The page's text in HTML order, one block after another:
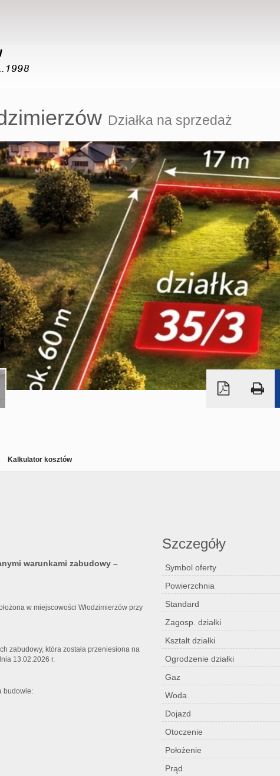
Działka na sprzedaż
Kalkulator kosztów
warunkami zabudowy –
w miejscowości Włodzimierzów przy
zabudowy, która została przeniesiona na
13.02.2026 r.
budowie:
Szczegóły
Symbol oferty
Powierzchnia
Standard
Zagosp. działki
Kształt działki
Ogrodzenie działki
Gaz
Woda
Dojazd
Otoczenie
Położenie
Prąd